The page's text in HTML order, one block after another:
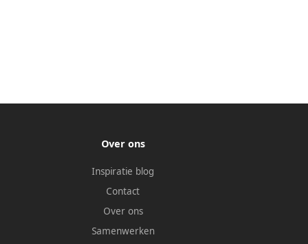
Over ons
Inspiratie blog
Contact
Over ons
Samenwerken